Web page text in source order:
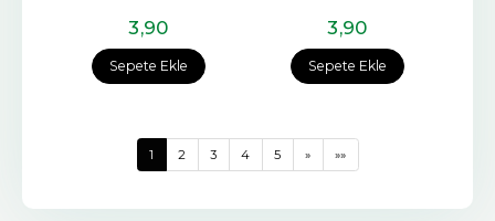
Sepete Ekle
3,90
Sepete Ekle
3,90
1 2 3 4 5 » »»